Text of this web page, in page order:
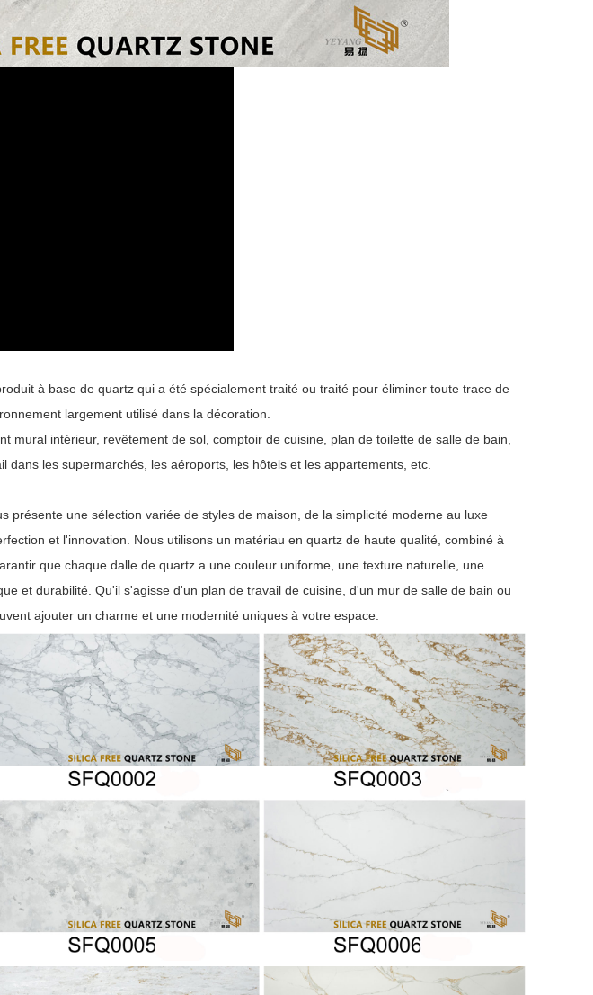
à base de quartz qui a été spécialement traité ou traité pour éliminer toute trace de
largement utilisé dans la décoration.
mural intérieur, revêtement de sol, comptoir de cuisine, plan de toilette de salle de bain,
dans les supermarchés, les aéroports, les hôtels et les appartements, etc.
présente une sélection variée de styles de maison, de la simplicité moderne au luxe
et l'innovation. Nous utilisons un matériau en quartz de haute qualité, combiné à
que chaque dalle de quartz a une couleur uniforme, une texture naturelle, une
et durabilité. Qu'il s'agisse d'un plan de travail de cuisine, d'un mur de salle de bain ou
ajouter un charme et une modernité uniques à votre espace.